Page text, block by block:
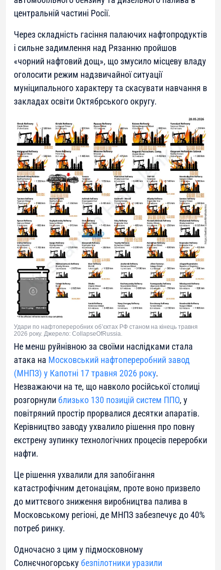
центральній частині Росії.
Через складність гасіння палаючих нафтопродуктів
і сильне задимлення над Рязанню пройшов
«чорний нафтовий дощ», що змусило місцеву владу
оголосити режим надзвичайної ситуації
муніципального характеру та скасувати навчання в
закладах освіти Октябрського округу.
Удари по нафтопереробних об’єктах РФ станом на кінець травня
2026 року. Джерело: CollapseOfRussia.
Не менш руйнівною за своїми наслідками стала
атака на Московський нафтопереробний завод
(МНПЗ) у Капотні 17 травня 2026 року.
Незважаючи на те, що навколо російської столиці
розгорнули близько 130 позицій систем ППО, у
повітряний простір прорвалися десятки апаратів.
Керівництво заводу ухвалило рішення про повну
екстрену зупинку технологічних процесів переробки
нафти.
Це рішення ухвалили для запобігання
катастрофічним детонаціям, проте воно призвело
до миттєвого зниження виробництва палива в
Московському регіоні, де МНПЗ забезпечує до 40%
потреб ринку.
Одночасно з цим у підмосковному
Солнєчногорську безпілотники уразили